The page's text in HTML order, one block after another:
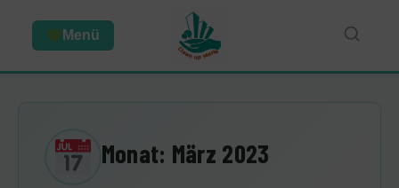
Menü
Monat: März 2023